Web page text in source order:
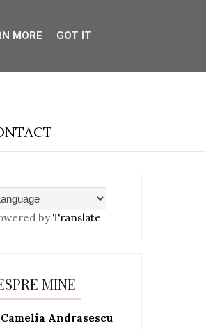
by Translate
MINE
Camelia Andrasescu
MORE GOT IT